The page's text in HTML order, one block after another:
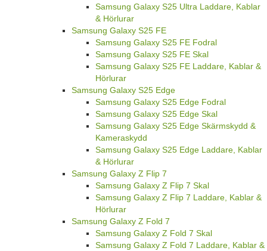
Samsung Galaxy S25 Ultra Laddare, Kablar
& Hörlurar
Samsung Galaxy S25 FE
Samsung Galaxy S25 FE Fodral
Samsung Galaxy S25 FE Skal
Samsung Galaxy S25 FE Laddare, Kablar &
Hörlurar
Samsung Galaxy S25 Edge
Samsung Galaxy S25 Edge Fodral
Samsung Galaxy S25 Edge Skal
Samsung Galaxy S25 Edge Skärmskydd &
Kameraskydd
Samsung Galaxy S25 Edge Laddare, Kablar
& Hörlurar
Samsung Galaxy Z Flip 7
Samsung Galaxy Z Flip 7 Skal
Samsung Galaxy Z Flip 7 Laddare, Kablar &
Hörlurar
Samsung Galaxy Z Fold 7
Samsung Galaxy Z Fold 7 Skal
Samsung Galaxy Z Fold 7 Laddare, Kablar &